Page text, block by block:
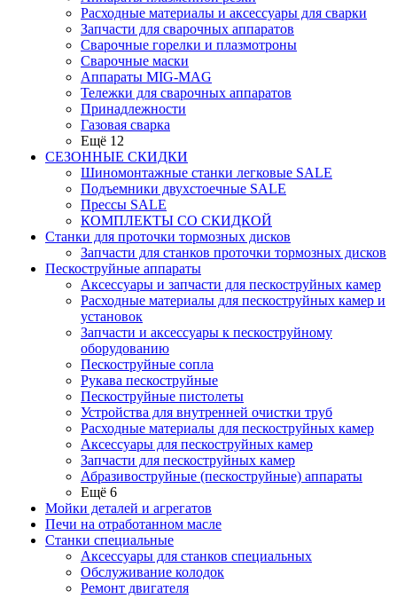
Расходные материалы и аксессуары для сварки
Запчасти для сварочных аппаратов
Сварочные горелки и плазмотроны
Сварочные маски
Аппараты MIG-MAG
Тележки для сварочных аппаратов
Принадлежности
Газовая сварка
Ещё 12
СЕЗОННЫЕ СКИДКИ
Шиномонтажные станки легковые SALE
Подъемники двухстоечные SALE
Прессы SALE
КОМПЛЕКТЫ СО СКИДКОЙ
Станки для проточки тормозных дисков
Запчасти для станков проточки тормозных дисков
Пескоструйные аппараты
Аксессуары и запчасти для пескоструйных камер
Расходные материалы для пескоструйных камер и
установок
Запчасти и аксессуары к пескоструйному
оборудованию
Пескоструйные сопла
Рукава пескоструйные
Пескоструйные пистолеты
Устройства для внутренней очистки труб
Расходные материалы для пескоструйных камер
Аксессуары для пескоструйных камер
Запчасти для пескоструйных камер
Абразивоструйные (пескоструйные) аппараты
Ещё 6
Мойки деталей и агрегатов
Печи на отработанном масле
Станки специальные
Аксессуары для станков специальных
Обслуживание колодок
Ремонт двигателя